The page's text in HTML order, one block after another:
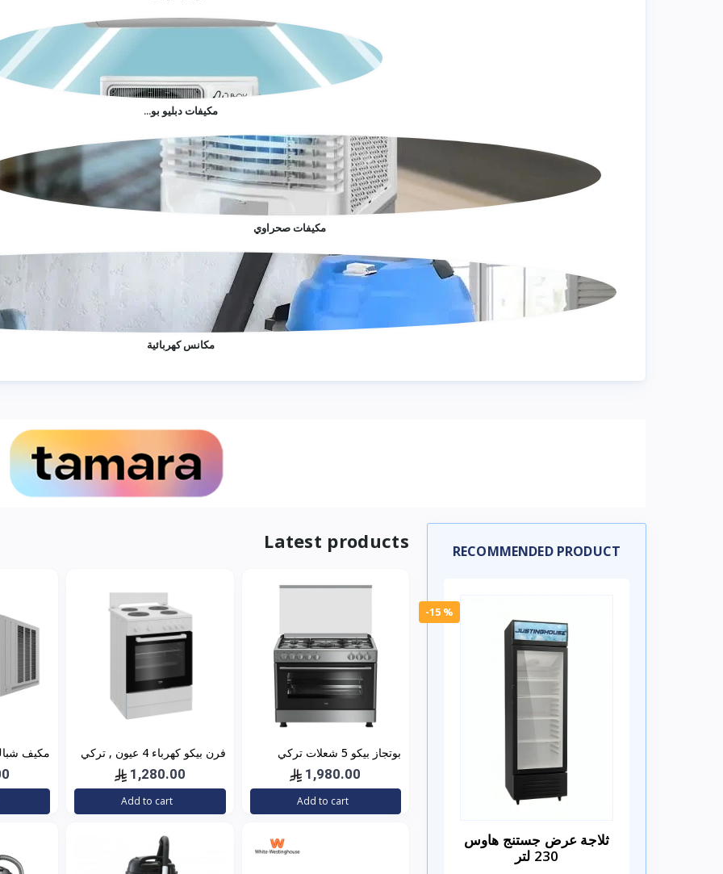
مكيفات دبليو بو...
مكيفات صحراوي
مكانس كهربائية
RECOMMENDED PRODUCT
-15 %
ثلاجة عرض جستنج هاوس
230 لتر
Latest products
بوتجاز بيكو 5 شعلات تركي
90×60 ستيل مع مروحتين –
GG15120FXNS
1,980.00
Add to cart
فرن بيكو كهرباء 4 عيون , تركي
, 60×60 باب زجاجي – أبيض-
FBS 66000 GW
1,280.00
Add to cart
مكيف